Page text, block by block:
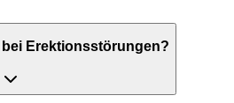
Erektionsstörungen?